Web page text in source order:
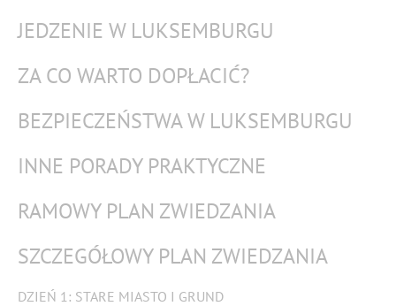
JEDZENIE W LUKSEMBURGU
ZA CO WARTO DOPŁACIĆ?
BEZPIECZEŃSTWA W LUKSEMBURGU
INNE PORADY PRAKTYCZNE
RAMOWY PLAN ZWIEDZANIA
SZCZEGÓŁOWY PLAN ZWIEDZANIA
DZIEŃ 1: STARE MIASTO I GRUND